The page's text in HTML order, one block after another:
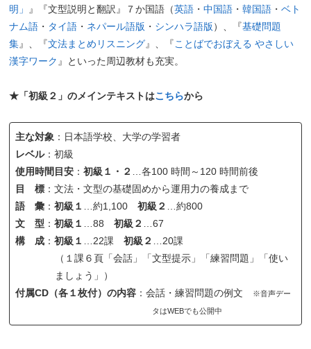
明」
』『文型説明と翻訳』７か国語（英語 ・中国語 ・韓国語 ・ベト
ナム語 ・ タイ語 ・ ネパール語版 ・ シンハラ語版）、『基礎問題
集』、『文法まとめリスニング』、『ことばでおぼえる やさしい
漢字ワーク 』といった周辺教材も充実。
★「初級２」のメインテキストはこちらから
主な対象 ：日本語学校、大学の学習者
レベル：初級
使用時間目安 ：初級１・２
…各100 時間～120 時間前後
目 標 ：文法・文型の基礎固めから運用力の養成まで
語 彙 ：初級１ …約1,100初級２
…約800
文 型 ：初級１ …88初級２
…67
構 成 ：初級１ …22課 初級２
…20課
（１課６頁「会話」「文型提示」「練習問題」「使い
ましょう」）
付属CD（各１枚付）の内容 ：会話・練習問題の例文 ※音声デー
タはWEBでも公開中